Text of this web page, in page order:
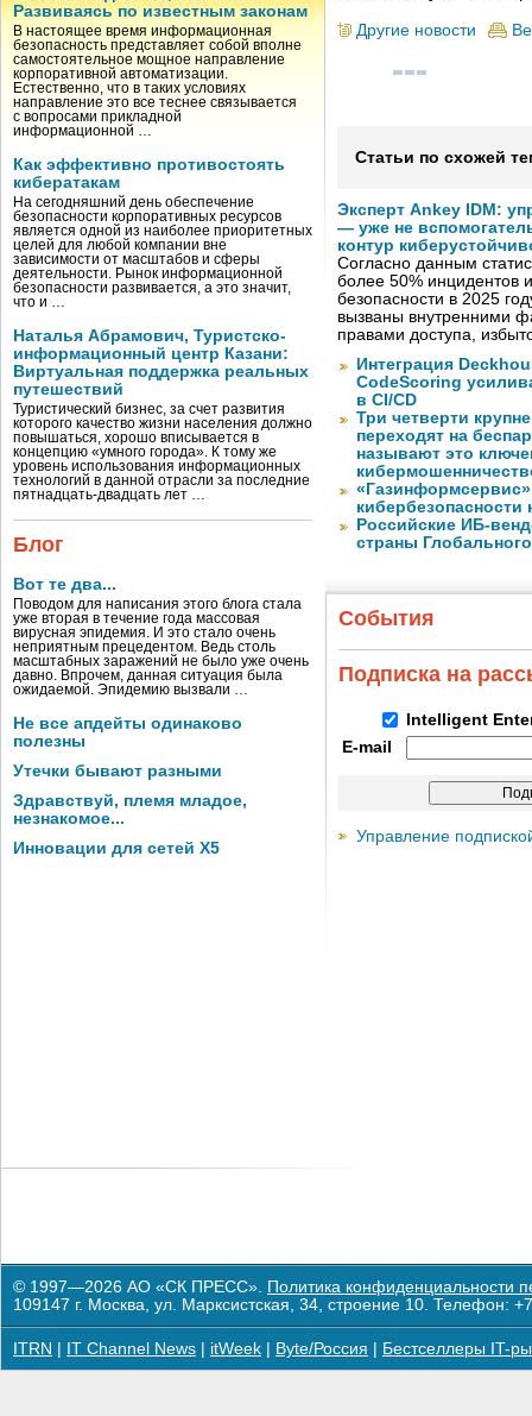
Развиваясь по известным законам
В настоящее время информационная
безопасность представляет собой вполне
самостоятельное мощное направление
корпоративной автоматизации.
Естественно, что в таких условиях
направление это все теснее связывается
с вопросами прикладной
информационной …
Как эффективно противостоять
кибератакам
На сегодняшний день обеспечение
безопасности корпоративных ресурсов
является одной из наиболее приоритетных
целей для любой компании вне
зависимости от масштабов и сферы
деятельности. Рынок информационной
безопасности развивается, а это значит,
что и …
Наталья Абрамович, Туристско-
информационный центр Казани:
Виртуальная поддержка реальных
путешествий
Туристический бизнес, за счет развития
которого качество жизни населения должно
повышаться, хорошо вписывается в
концепцию «умного города». К тому же
уровень использования информационных
технологий в данной отрасли за последние
пятнадцать-двадцать лет …
Блог
Вот те два...
Поводом для написания этого блога стала
уже вторая в течение года массовая
вирусная эпидемия. И это стало очень
неприятным прецедентом. Ведь столь
масштабных заражений не было уже очень
давно. Впрочем, данная ситуация была
ожидаемой. Эпидемию вызвали …
Не все апдейты одинаково
полезны
Утечки бывают разными
Здравствуй, племя младое,
незнакомое...
Инновации для сетей X5
Другие новости
Статьи по схожей
Эксперт Ankey IDM:
— уже не
контур
Согласно данным
более 50% инцидентов
безопасности в 2025
вызваны внутренними
правами доступа,
Интеграция
CodeScoring
в CI/CD
Три четверти
переходят на
называют это
Российские ИБ-
страны
События
Подписка на
Intelligent
E-mail
Управление
© 1997—2026 АО «СК ПРЕСС». Политика конфиденциальности
109147 г. Москва, ул. Марксистская, 34, строение 10. Телефон:
ITRN IT Channel News itWeek Byte/Россия Бестселлеры IT-